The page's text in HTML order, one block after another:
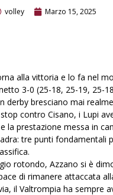
volley Marzo 15, 2025
alla vittoria e lo fa nel
3-0 (25-18, 25-19, 25-
derby bresciano mai
contro Cisano, i Lupi
la prestazione messa in
tre punti fondamentali
rotondo, Azzano si è
di rimanere attaccata
il Valtrompia ha sempre